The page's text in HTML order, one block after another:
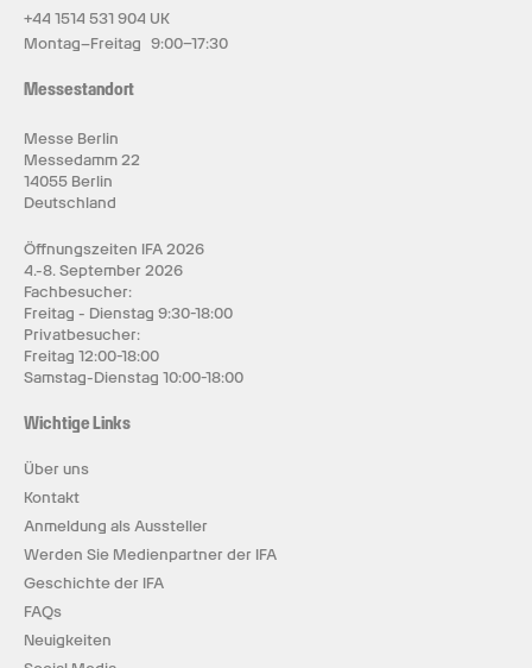
+44 1514 531 904 UK
Montag–Freitag 9:00–17:30
Messestandort
Messe Berlin
Messedamm 22
14055 Berlin
Deutschland
Öffnungszeiten IFA 2026
4.-8. September 2026
Fachbesucher:
Freitag - Dienstag 9:30-18:00
Privatbesucher:
Freitag 12:00-18:00
Samstag-Dienstag 10:00-18:00
Wichtige Links
Über uns
Kontakt
Anmeldung als Aussteller
Werden Sie Medienpartner der IFA
Geschichte der IFA
FAQs
Neuigkeiten